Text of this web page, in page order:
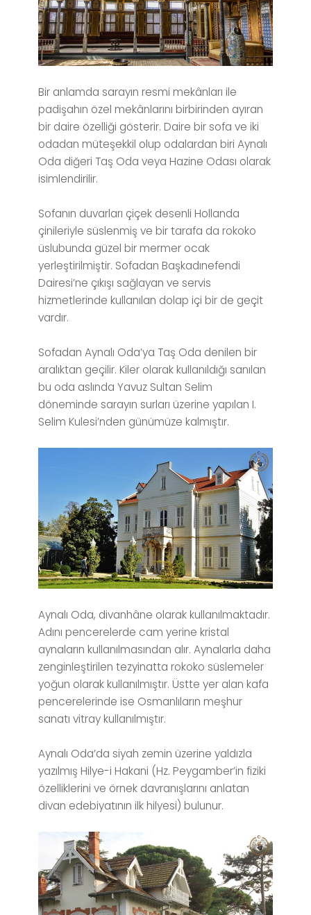
Bir anlamda sarayın resmi mekânları ile
padişahın özel mekânlarını birbirinden ayıran
bir daire özelliği gösterir. Daire bir sofa ve iki
odadan müteşekkil olup odalardan biri Aynalı
Oda diğeri Taş Oda veya Hazine Odası olarak
isimlendirilir.
Sofanın duvarları çiçek desenli Hollanda
çinileriyle süslenmiş ve bir tarafa da rokoko
üslubunda güzel bir mermer ocak
yerleştirilmiştir. Sofadan Başkadınefendi
Dairesi’ne çıkışı sağlayan ve servis
hizmetlerinde kullanılan dolap içi bir de geçit
vardır.
Sofadan Aynalı Oda’ya Taş Oda denilen bir
aralıktan geçilir. Kiler olarak kullanıldığı sanılan
bu oda aslında Yavuz Sultan Selim
döneminde sarayın surları üzerine yapılan I.
Selim Kulesi’nden günümüze kalmıştır.
Aynalı Oda, divanhâne olarak kullanılmaktadır.
Adını pencerelerde cam yerine kristal
aynaların kullanılmasından alır. Aynalarla daha
zenginleştirilen tezyinatta rokoko süslemeler
yoğun olarak kullanılmıştır. Üstte yer alan kafa
pencerelerinde ise Osmanlıların meşhur
sanatı vitray kullanılmıştır.
Aynalı Oda’da siyah zemin üzerine yaldızla
yazılmış Hilye-i Hakani (Hz. Peygamber’in fiziki
özelliklerini ve örnek davranışlarını anlatan
divan edebiyatının ilk hilyesi) bulunur.